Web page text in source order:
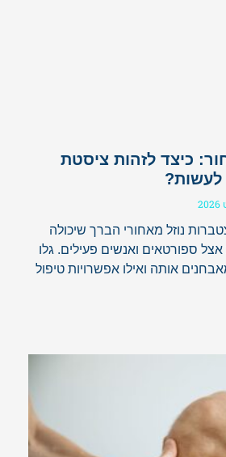
כיצד לזהות ציסטת
לעשות?
נוזל מאחורי הברך שיכולה
ספורטאים ואנשים פעילים. גלו
אותה ואילו אפשרויות טיפול